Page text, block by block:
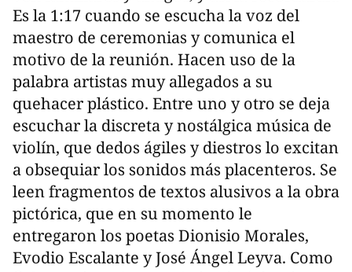
Es la 1:17 cuando se escucha la voz del
maestro de ceremonias y comunica el
motivo de la reunión. Hacen uso de la
palabra artistas muy allegados a su
quehacer plástico. Entre uno y otro se deja
escuchar la discreta y nostálgica música de
violín, que dedos ágiles y diestros lo excitan
a obsequiar los sonidos más placenteros. Se
leen fragmentos de textos alusivos a la obra
pictórica, que en su momento le
entregaron los poetas Dionisio Morales,
Evodio Escalante y José Ángel Leyva. Como